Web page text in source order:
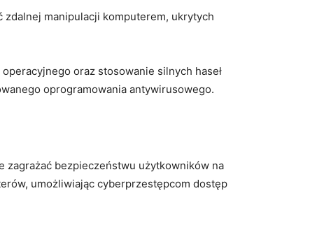
manipulacji komputerem, ukrytych
oraz stosowanie silnych haseł
‌oprogramowania antywirusowego.
zagrażać bezpieczeństwu użytkowników na
umożliwiając cyberprzestępcom dostęp